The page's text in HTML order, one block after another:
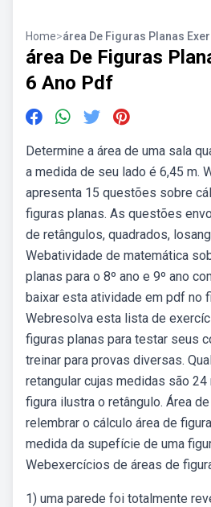
Home>área De Figuras Planas
área De Figuras
6 Ano Pdf
Determine a área de uma sala
a medida de seu lado é 6,45 m.
apresenta 15 questões sobre
figuras planas. As questões
de retângulos, quadrados,
Webatividade de matemática
planas para o 8º ano e 9º ano
baixar esta atividade em pdf no
Webresolva esta lista de
figuras planas para testar seus
treinar para provas diversas.
retangular cujas medidas são 24
figura ilustra o retângulo. Área
relembrar o cálculo área de
medida da supefície de uma
Webexercícios de áreas de
1) uma parede foi totalmente